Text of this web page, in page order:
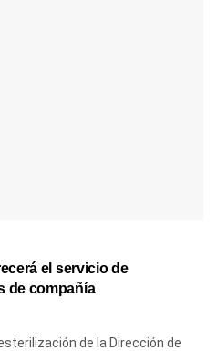
el servicio de
de compañía
de la Dirección de